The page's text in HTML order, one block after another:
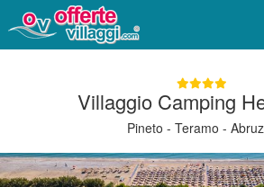
Villaggio Camping
Pineto - Teramo -